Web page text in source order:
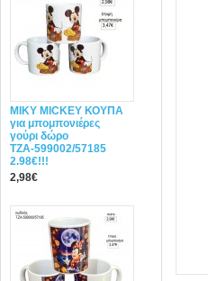
MIΚY ΜΙCKEY ΚΟΥΠΑ
για μπομπονιέρες
γούρι δώρο
ΤΖΑ-599002/57185
2.98€!!!
2,98€